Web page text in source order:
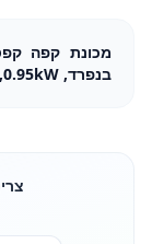
מכונת קפה
בנפרד, 0.95kW, חד פאזי, ההשכרה ליום אירוע